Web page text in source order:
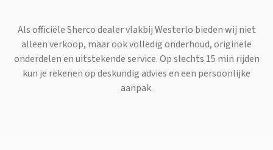
Als officiëleShercodealer vlakbijWesterlo bieden wij niet
alleen verkoop, maar ook volledig onderhoud, originele
onderdelen en uitstekende service. Op slechts 15 min rijden
kun je rekenen op deskundig advies en een persoonlijke
aanpak.